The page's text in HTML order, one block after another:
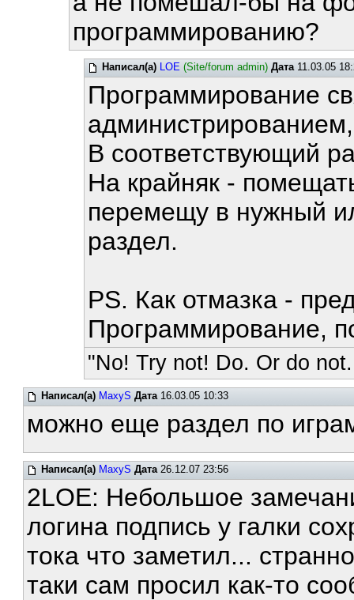
программированию?
Написал(а) LOE (Site/forum admin) Дата11.03.05
Программирование
В соответствующий
На крайняк -
перемещу в нужный
раздел.
PS. Как отмазка -
Программирование,
"No! Try not! Do. Or do
Написал(а) MaxyS Дата16.03.05 10:33
можно еще раздел по
Написал(а) MaxyS Дата26.12.07 23:56
2LOE: Небольшое
логина подпись у галки
тока что заметил...
таки сам просил как-то